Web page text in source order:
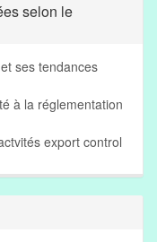
selon le
ses tendances
à la réglementation
export control